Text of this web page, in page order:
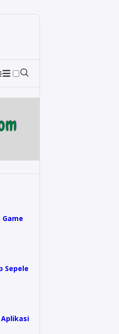
Sepele
Aplikasi